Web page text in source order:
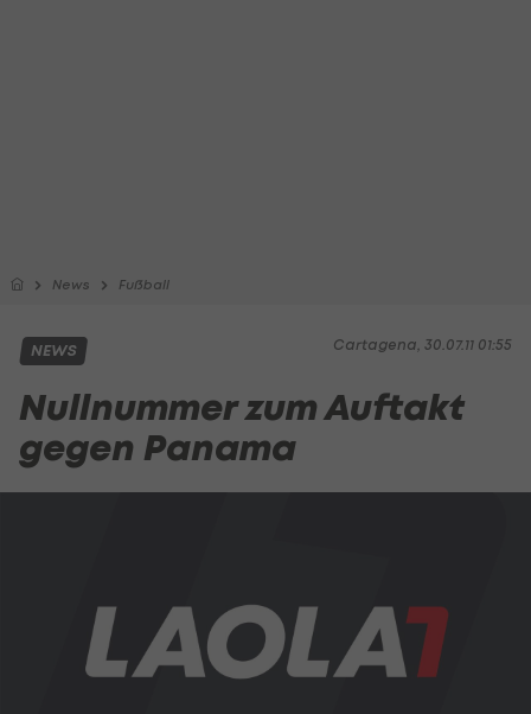
News Fußball
Cartagena, 30.07.11 01:55
NEWS
Nullnummer zum Auftakt
gegen Panama